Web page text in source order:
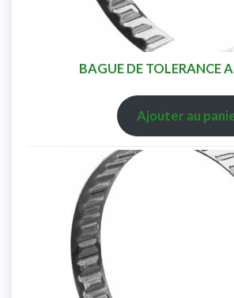
BAGUE DE TOLERANCE
Ajouter au